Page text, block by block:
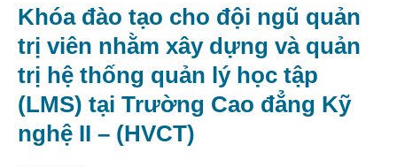
Khóa đào tạo cho đội ngũ quản
trị viên nhằm xây dựng và quản
trị hệ thống quản lý học tập
(LMS) tại Trường Cao đẳng Kỹ
nghệ II – (HVCT)